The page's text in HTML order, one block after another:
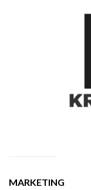
MARKETING